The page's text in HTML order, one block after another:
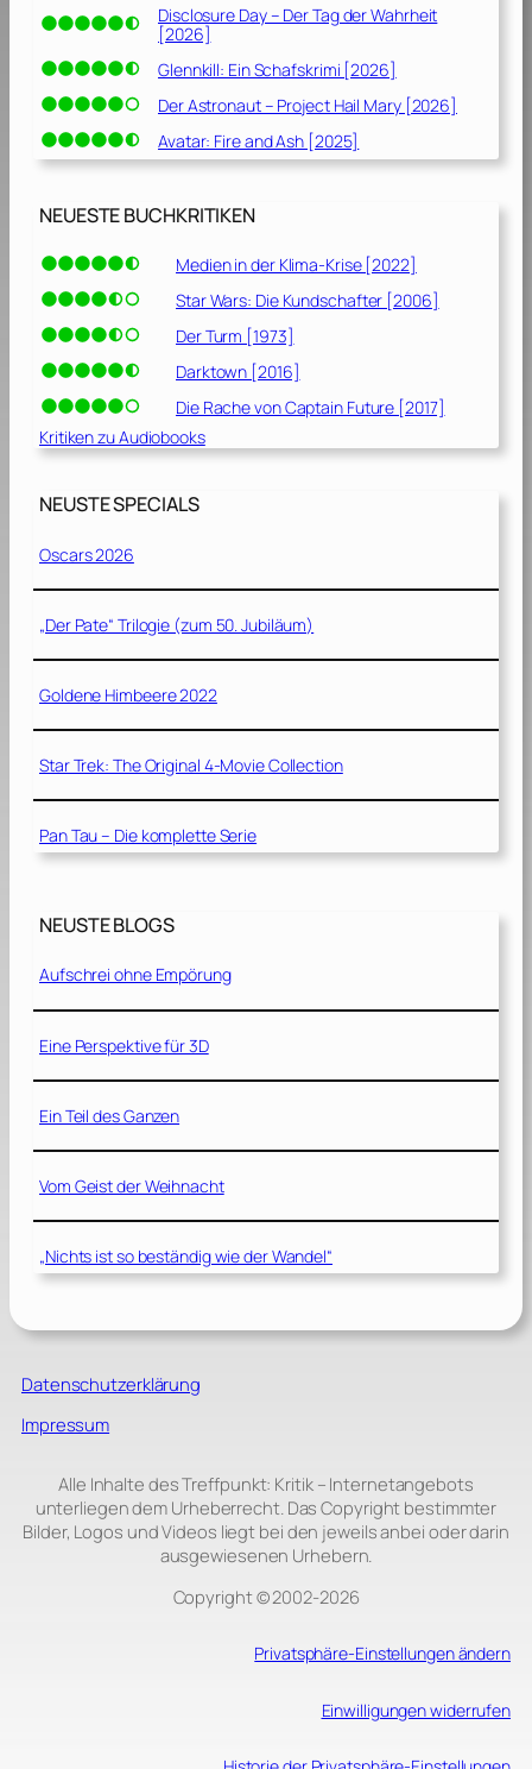
Disclosure Day – Der Tag der Wahrheit
[2026]
Glennkill: Ein Schafskrimi [2026]
Der Astronaut – Project Hail Mary [2026]
Avatar: Fire and Ash [2025]
NEUESTE BUCHKRITIKEN
Medien in der Klima-Krise [2022]
Star Wars: Die Kundschafter [2006]
Der Turm [1973]
Darktown [2016]
Die Rache von Captain Future [2017]
Kritiken zu Audiobooks
NEUSTE SPECIALS
Oscars 2026
„Der Pate“ Trilogie (zum 50. Jubiläum)
Goldene Himbeere 2022
Star Trek: The Original 4-Movie Collection
Pan Tau – Die komplette Serie
NEUSTE BLOGS
Aufschrei ohne Empörung
Eine Perspektive für 3D
Ein Teil des Ganzen
Vom Geist der Weihnacht
„Nichts ist so beständig wie der Wandel“
Datenschutzerklärung
Impressum
Alle Inhalte des Treffpunkt: Kritik – Internetangebots
unterliegen dem Urheberrecht. Das Copyright bestimmter
Bilder, Logos und Videos liegt bei den jeweils anbei oder darin
ausgewiesenen Urhebern.
Copyright © 2002‑2026
Privatsphäre-Einstellungen ändern
Einwilligungen widerrufen